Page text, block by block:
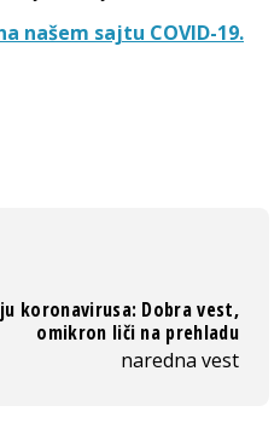
našem sajtu COVID-19.
koronavirusa: Dobra vest,
omikron liči na prehladu
naredna vest